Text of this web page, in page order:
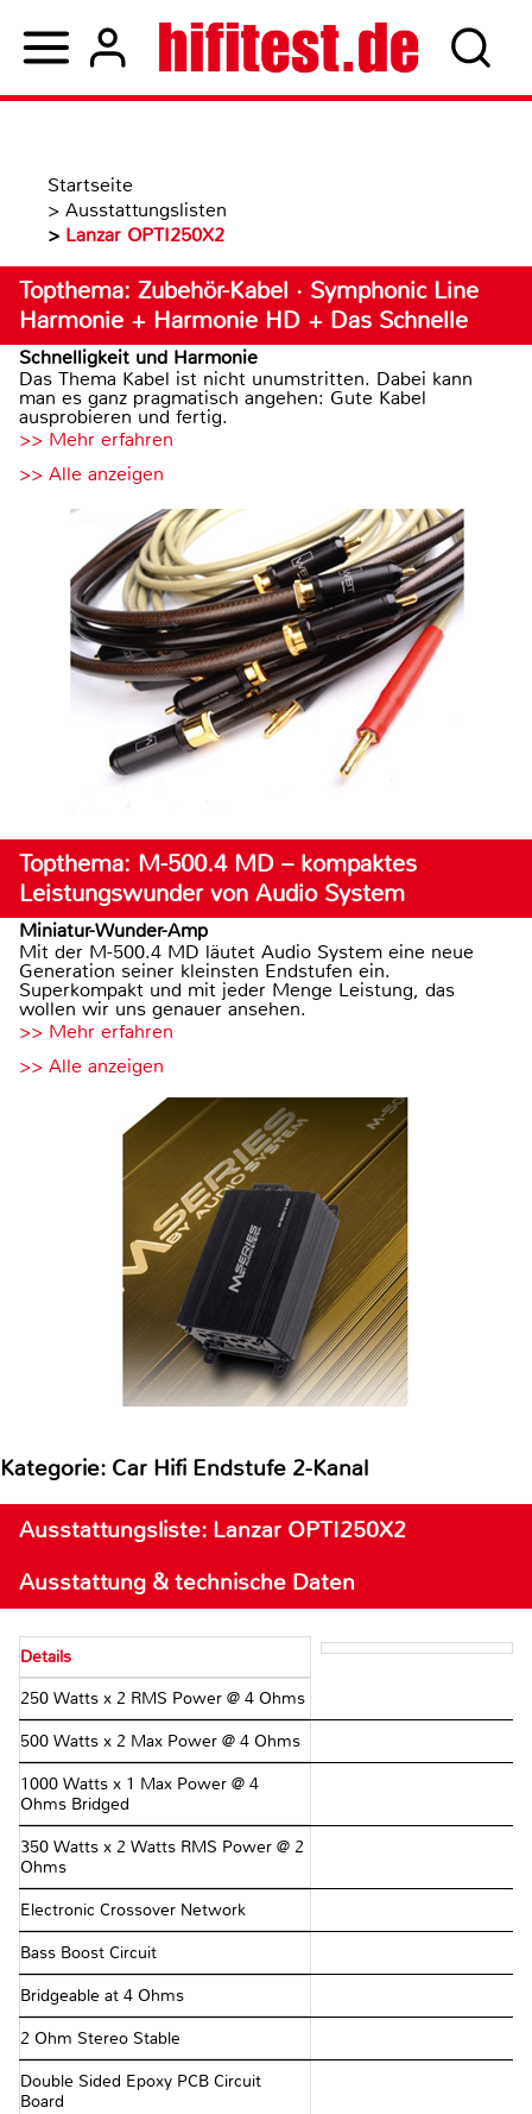
Startseite
> Ausstattungslisten
> Lanzar OPTI250X2
Topthema: Zubehör-Kabel · Symphonic Line
Harmonie + Harmonie HD + Das Schnelle
Schnelligkeit und Harmonie
Das Thema Kabel ist nicht unumstritten. Dabei kann
man es ganz pragmatisch angehen: Gute Kabel
ausprobieren und fertig.
>> Mehr erfahren
>> Alle anzeigen
Topthema: M-500.4 MD – kompaktes
Leistungswunder von Audio System
Miniatur-Wunder-Amp
Mit der M-500.4 MD läutet Audio System eine neue
Generation seiner kleinsten Endstufen ein.
Superkompakt und mit jeder Menge Leistung, das
wollen wir uns genauer ansehen.
>> Mehr erfahren
>> Alle anzeigen
Kategorie: Car Hifi Endstufe 2-Kanal
Ausstattungsliste: Lanzar OPTI250X2
Ausstattung & technische Daten
Details
250 Watts x 2 RMS Power @ 4 Ohms
500 Watts x 2 Max Power @ 4 Ohms
1000 Watts x 1 Max Power @ 4
Ohms Bridged
350 Watts x 2 Watts RMS Power @ 2
Ohms
Electronic Crossover Network
Bass Boost Circuit
Bridgeable at 4 Ohms
2 Ohm Stereo Stable
Double Sided Epoxy PCB Circuit
Board